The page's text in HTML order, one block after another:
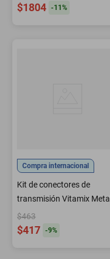
$1804 -11%
Compra internacional
Kit de conectores de
transmisión Vitamix Metal
891 con llave Allen
$463
$417 -9%